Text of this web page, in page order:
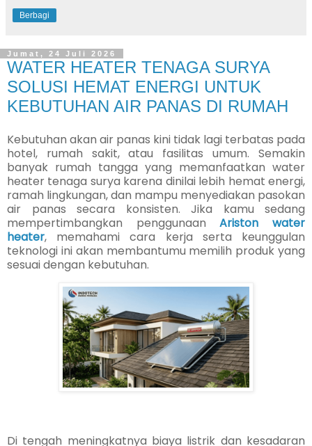
Berbagi
Jumat, 24 Juli 2026
WATER HEATER TENAGA SURYA
SOLUSI HEMAT ENERGI UNTUK
KEBUTUHAN AIR PANAS DI RUMAH
Kebutuhan akan air panas kini tidak lagi terbatas pada
hotel, rumah sakit, atau fasilitas umum. Semakin
banyak rumah tangga yang memanfaatkan water
heater tenaga surya karena dinilai lebih hemat energi,
ramah lingkungan, dan mampu menyediakan pasokan
air panas secara konsisten. Jika kamu sedang
mempertimbangkan penggunaanAriston water
heater, memahami cara kerja serta keunggulan
teknologi ini akan membantumu memilih produk yang
sesuai dengan kebutuhan.
Di tengah meningkatnya biaya listrik dan kesadaran